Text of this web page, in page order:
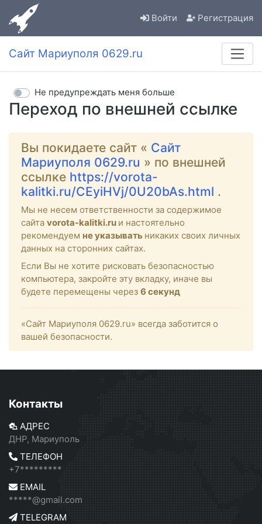
Войти Регистрация
Сайт Мариуполя 0629.ru
Переход по внешней ссылке
Не предупреждать меня больше
Вы покидаете сайт « Сайт
Мариуполя 0629.ru » по внешней
ссылке https://vorota-
kalitki.ru/CEyiHVj/0U20bAs.html .
Мы не несем ответственности за содержимое
сайта vorota-kalitki.ru и настоятельно
рекомендуем не указывать никаких своих личных
данных на сторонних сайтах.
Если Вы не хотите рисковать безопасностью
компьютера, закройте эту вкладку, иначе вы
будете перемещены через 6 секунд
«Сайт Мариуполя 0629.ru» всегда заботится о
вашей безопасности.
Контакты
АДРЕС
ДНР, Мариуполь
ТЕЛЕФОН
+7*********
EMAIL
*****@gmail.com
TELEGRAM